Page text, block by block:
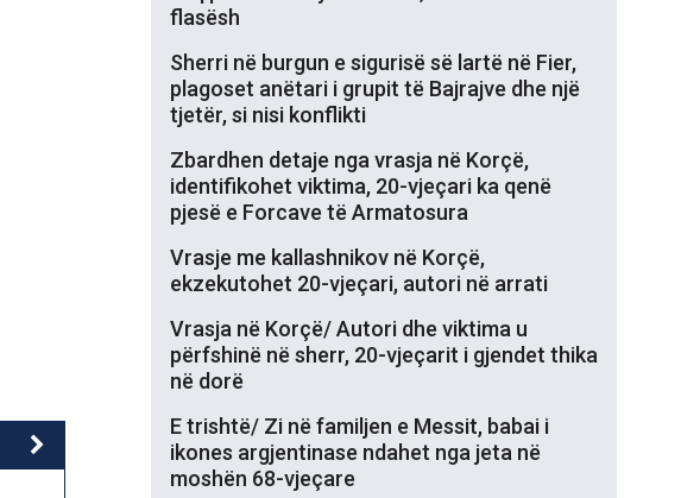
flasësh
Sherri në burgun e sigurisë së lartë në Fier,
plagoset anëtari i grupit të Bajrajve dhe një
tjetër, si nisi konflikti
Zbardhen detaje nga vrasja në Korçë,
identifikohet viktima, 20-vjeçari ka qenë
pjesë e Forcave të Armatosura
Vrasje me kallashnikov në Korçë,
ekzekutohet 20-vjeçari, autori në arrati
Vrasja në Korçë/ Autori dhe viktima u
përfshinë në sherr, 20-vjeçarit i gjendet thika
në dorë
E trishtë/ Zi në familjen e Messit, babai i
ikones argjentinase ndahet nga jeta në
moshën 68-vjeçare